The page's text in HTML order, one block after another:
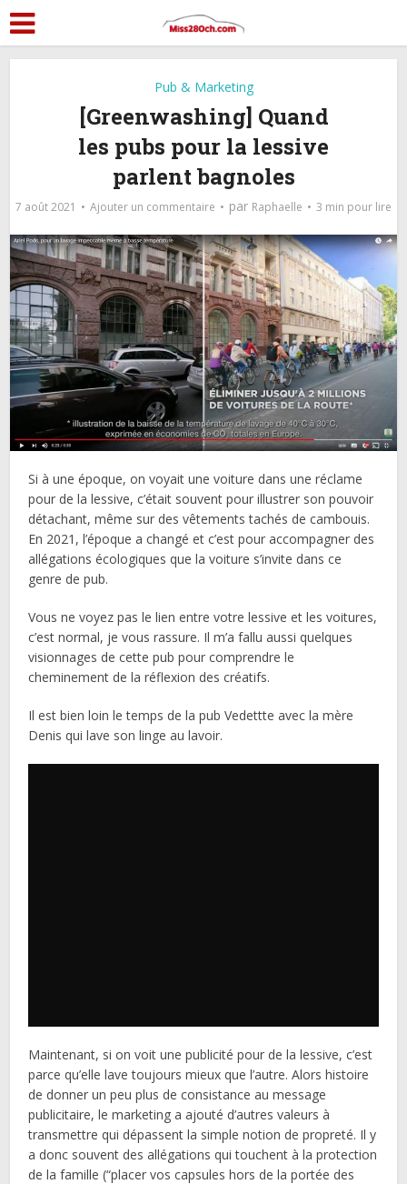
Pub & Marketing
[Greenwashing] Quand
les pubs pour la lessive
parlent bagnoles
7 août 2021 Ajouter un commentaire par Raphaelle 3 min pour lire
Si à une époque, on voyait une voiture dans une réclame
pour de la lessive, c’était souvent pour illustrer son pouvoir
détachant, même sur des vêtements tachés de cambouis.
En 2021, l’époque a changé et c’est pour accompagner des
allégations écologiques que la voiture s’invite dans ce
genre de pub.
Vous ne voyez pas le lien entre votre lessive et les voitures,
c’est normal, je vous rassure. Il m’a fallu aussi quelques
visionnages de cette pub pour comprendre le
cheminement de la réflexion des créatifs.
Il est bien loin le temps de la pub Vedettte avec la mère
Denis qui lave son linge au lavoir.
Maintenant, si on voit une publicité pour de la lessive, c’est
parce qu’elle lave toujours mieux que l’autre. Alors histoire
de donner un peu plus de consistance au message
publicitaire, le marketing a ajouté d’autres valeurs à
transmettre qui dépassent la simple notion de propreté. Il y
a donc souvent des allégations qui touchent à la protection
de la famille (“placer vos capsules hors de la portée des